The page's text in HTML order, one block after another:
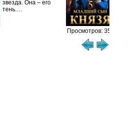
звезда. Она – его
тень.…
Просмотров: 351